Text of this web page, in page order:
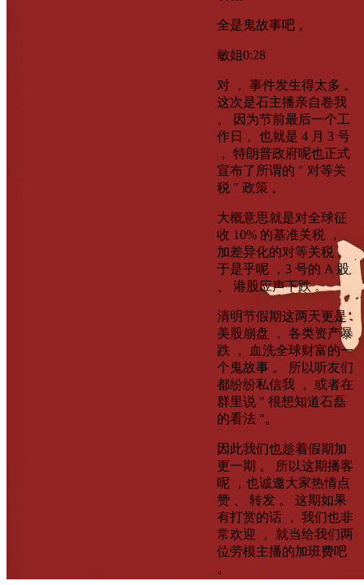
全是鬼故事吧 。
敏姐0:28
对 ， 事件发生得太多 。
这次是石主播亲自卷我
。 因为节前最后一个工
作日， 也就是 4 月 3 号
， 特朗普政府呢也正式
宣布了所谓的 " 对等关
税 " 政策 。
大概意思就是对全球征
收 10% 的基准关税 ，
加差异化的对等关税 。
于是乎呢 ，3 号的 A 股
、 港股应声下跌 。
清明节假期这两天更是
美股崩盘 ， 各类资产暴
跌 ， 血洗全球财富的一
个鬼故事 。 所以听友们
都纷纷私信我 ， 或者在
群里说 " 很想知道石磊
的看法 "。
因此我们也趁着假期加
更一期 。 所以这期播客
呢 ，也诚邀大家热情点
赞 、 转发 。 这期如果
有打赏的话 ， 我们也非
常欢迎 ， 就当给我们两
位劳模主播的加班费吧
。